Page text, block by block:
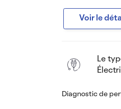
Voir le
Le
Diagnostic de